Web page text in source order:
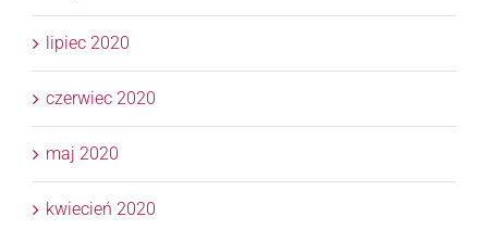
lipiec 2020
czerwiec 2020
maj 2020
kwiecień 2020